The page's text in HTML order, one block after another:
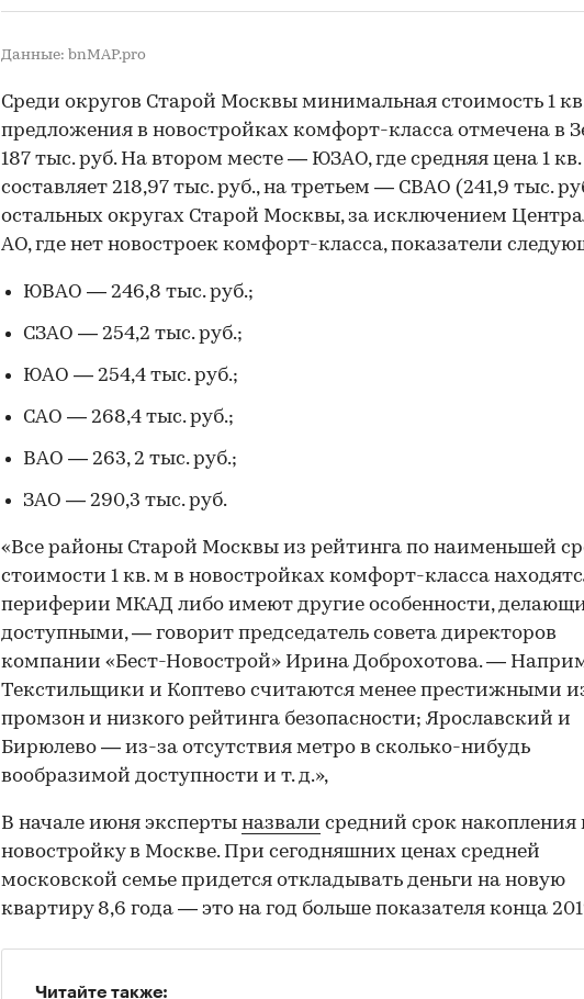
Данные: bnMAP.pro
Среди округов Старой Москвы минимальная стоимость 1
предложения в новостройках комфорт-класса отмечена в
187 тыс. руб. На втором месте — ЮЗАО, где средняя цена 1
составляет 218,97 тыс. руб., на третьем — СВАО (241,9 тыс.
остальных округах Старой Москвы, за исключением
АО, где нет новостроек комфорт-класса, показатели
ЮВАО — 246,8 тыс. руб.;
СЗАО — 254,2 тыс. руб.;
ЮАО — 254,4 тыс. руб.;
САО — 268,4 тыс. руб.;
ВАО — 263, 2 тыс. руб.;
ЗАО — 290,3 тыс. руб.
«Все районы Старой Москвы из рейтинга по наименьшей
стоимости 1 кв. м в новостройках комфорт-класса
периферии МКАД либо имеют другие особенности,
доступными, — говорит председатель совета директоров
компании «Бест-Новострой» Ирина Доброхотова. —
Текстильщики и Коптево считаются менее престижными
промзон и низкого рейтинга безопасности; Ярославский и
Бирюлево — из-за отсутствия метро в сколько-нибудь
вообразимой доступности и т. д.»,
В начале июня эксперты назвали средний срок накопления
новостройку в Москве. При сегодняшних ценах средней
московской семье придется откладывать деньги на новую
квартиру 8,6 года — это на год больше показателя конца
Читайте также: